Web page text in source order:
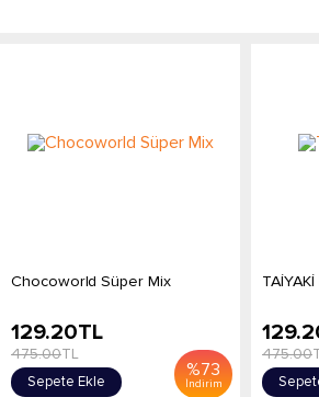
Chocoworld Süper Mix
%73
İndirim
129.20TL
475.00TL
Sepete Ekle
TAİYAKİ
475.00